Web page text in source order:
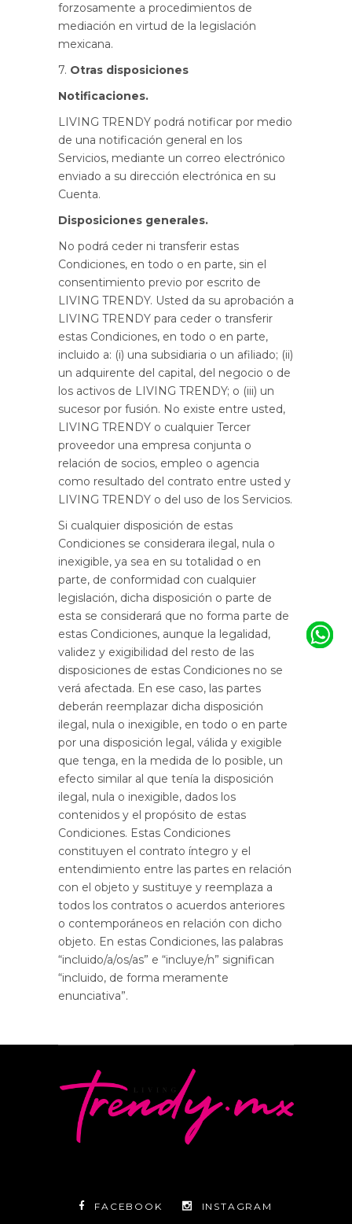
forzosamente a procedimientos de
mediación en virtud de la legislación
mexicana.
7. Otras disposiciones
Notificaciones.
LIVING TRENDY podrá notificar por medio
de una notificación general en los
Servicios, mediante un correo electrónico
enviado a su dirección electrónica en su
Cuenta.
Disposiciones generales.
No podrá ceder ni transferir estas
Condiciones, en todo o en parte, sin el
consentimiento previo por escrito de
LIVING TRENDY. Usted da su aprobación a
LIVING TRENDY para ceder o transferir
estas Condiciones, en todo o en parte,
incluido a: (i) una subsidiaria o un afiliado; (ii)
un adquirente del capital, del negocio o de
los activos de LIVING TRENDY; o (iii) un
sucesor por fusión. No existe entre usted,
LIVING TRENDY o cualquier Tercer
proveedor una empresa conjunta o
relación de socios, empleo o agencia
como resultado del contrato entre usted y
LIVING TRENDY o del uso de los Servicios.
Si cualquier disposición de estas
Condiciones se considerara ilegal, nula o
inexigible, ya sea en su totalidad o en
parte, de conformidad con cualquier
legislación, dicha disposición o parte de
esta se considerará que no forma parte de
estas Condiciones, aunque la legalidad,
validez y exigibilidad del resto de las
disposiciones de estas Condiciones no se
verá afectada. En ese caso, las partes
deberán reemplazar dicha disposición
ilegal, nula o inexigible, en todo o en parte
por una disposición legal, válida y exigible
que tenga, en la medida de lo posible, un
efecto similar al que tenía la disposición
ilegal, nula o inexigible, dados los
contenidos y el propósito de estas
Condiciones. Estas Condiciones
constituyen el contrato íntegro y el
entendimiento entre las partes en relación
con el objeto y sustituye y reemplaza a
todos los contratos o acuerdos anteriores
o contemporáneos en relación con dicho
objeto. En estas Condiciones, las palabras
“incluido/a/os/as” e “incluye/n” significan
“incluido, de forma meramente
enunciativa”.
FACEBOOK INSTAGRAM